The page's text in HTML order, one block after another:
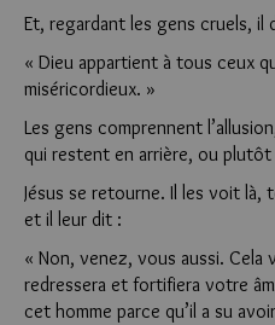
Et, regardant les gens cruels, il
« Dieu appartient à tous ceux
miséricordieux. »
Les gens comprennent
qui restent en arrière, ou
Jésus se retourne. Il les voit là,
et il leur dit :
« Non, venez, vous aussi. Cela
redressera et fortifiera votre
cet homme parce qu’il a su